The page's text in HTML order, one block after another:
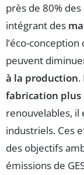
près de 80%
intégrant des
l’éco-
peuvent
à la production.
fabrication plus
renouvelables, il
industriels. Ces
des objectifs
émissions de